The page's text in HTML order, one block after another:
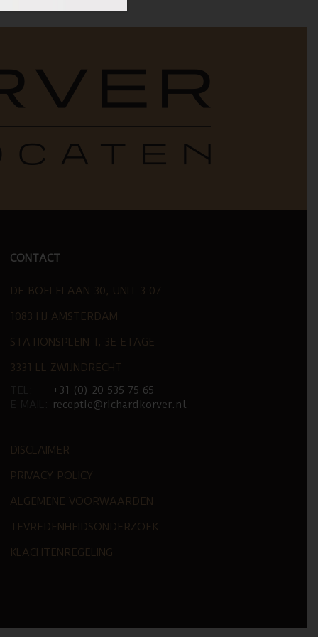
CONTACT
DE BOELELAAN 30, UNIT 3.07
1083 HJ AMSTERDAM
STATIONSPLEIN 1, 3E ETAGE
3331 LL ZWIJNDRECHT
+31 (0) 20 535 75 65
receptie@richardkorver.nl
DISCLAIMER
PRIVACY POLICY
ALGEMENE VOORWAARDEN
TEVREDENHEIDSONDERZOEK
KLACHTENREGELING